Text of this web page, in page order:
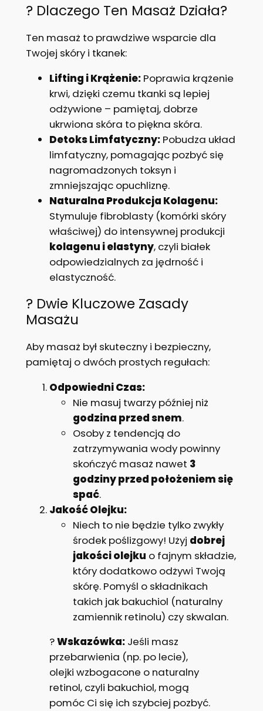
? Dlaczego Ten Masaż Działa?
Ten masaż to prawdziwe wsparcie dla
Twojej skóry i tkanek:
Lifting i Krążenie:Poprawia krążenie
krwi, dzięki czemu tkanki są lepiej
odżywione – pamiętaj, dobrze
ukrwiona skóra to piękna skóra.
Detoks Limfatyczny:Pobudza układ
limfatyczny, pomagając pozbyć się
nagromadzonych toksyn i
zmniejszając opuchliznę.
Naturalna Produkcja Kolagenu:
Stymuluje fibroblasty (komórki skóry
właściwej) do intensywnej produkcji
kolagenu i elastyny, czyli białek
odpowiedzialnych za jędrność i
elastyczność.
? Dwie Kluczowe Zasady
Masażu
Aby masaż był skuteczny i bezpieczny,
pamiętaj o dwóch prostych regułach:
Odpowiedni Czas:
Nie masuj twarzy później niż
godzina przed snem.
Osoby z tendencją do
zatrzymywania wody powinny
skończyć masaż nawet 3
godziny przed położeniem się
spać.
Jakość Olejku:
Niech to nie będzie tylko zwykły
środek poślizgowy! Użyj dobrej
jakości olejku o fajnym składzie,
który dodatkowo odżywi Twoją
skórę. Pomyśl o składnikach
takich jak bakuchiol (naturalny
zamiennik retinolu) czy skwalan.
?Wskazówka:Jeśli masz
przebarwienia (np. po lecie),
olejki wzbogacone o naturalny
retinol, czyli bakuchiol, mogą
pomóc Ci się ich szybciej pozbyć.